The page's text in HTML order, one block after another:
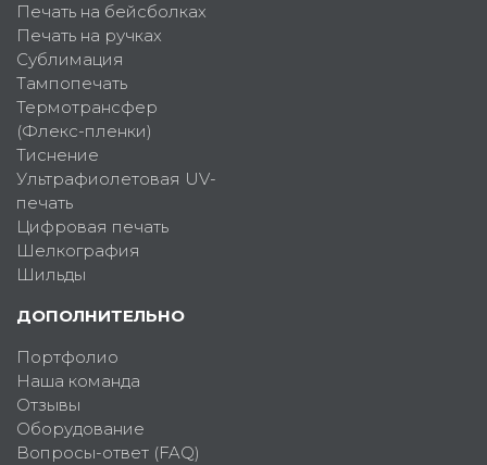
Печать на бейсболках
Печать на ручках
Сублимация
Тампопечать
Термотрансфер
(Флекс-пленки)
Тиснение
Ультрафиолетовая UV-
печать
Цифровая печать
Шелкография
Шильды
ДОПОЛНИТЕЛЬНО
Портфолио
Наша команда
Отзывы
Оборудование
Вопросы-ответ (FAQ)